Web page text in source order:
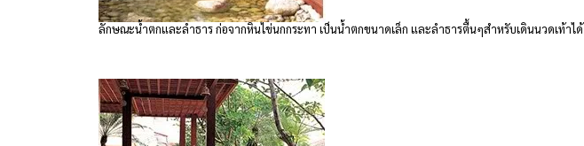
ลักษณะน้ำตกและลำธาร ก่อจากหินไข่นกกระทา เป็นน้ำตกขนาดเล็ก และลำธารตื้นๆสำหรับเดินนวดเท้าได้